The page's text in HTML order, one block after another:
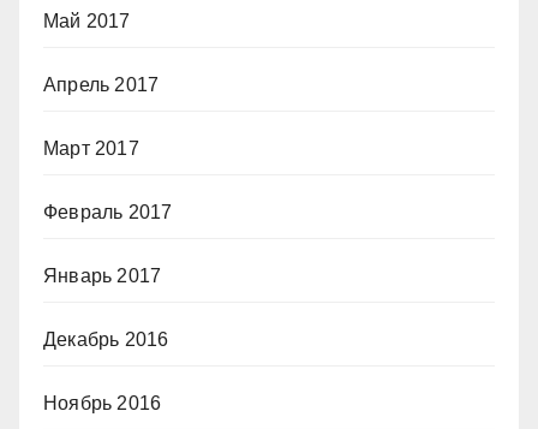
Май 2017
Апрель 2017
Март 2017
Февраль 2017
Январь 2017
Декабрь 2016
Ноябрь 2016